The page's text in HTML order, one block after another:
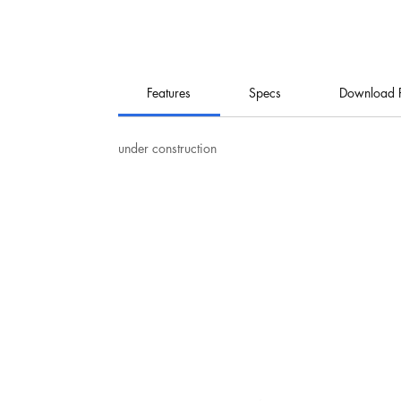
Features Specs Download
under construction